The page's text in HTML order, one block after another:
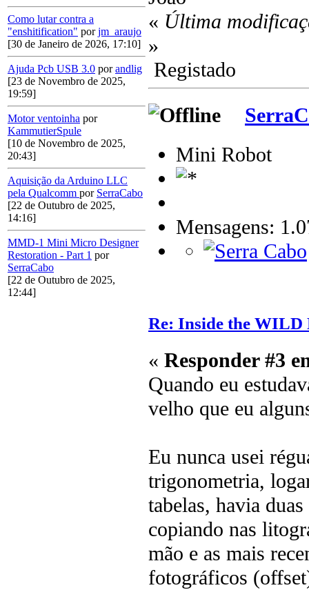
Como lutar contra a
"enshitification" porjm_araujo
[30 de Janeiro de 2026, 17:10]
Ajuda Pcb USB 3.0 porandlig
[23 de Novembro de 2025,
19:59]
Motor ventoinha por
KammutierSpule
[10 de Novembro de 2025,
20:43]
Aquisição da Arduino LLC
pela Qualcomm por SerraCabo
[22 de Outubro de 2025,
14:16]
MMD-1 Mini Micro Designer
Restoration - Part 1 por
SerraCabo
[22 de Outubro de 2025,
12:44]
« Última
»
Registado
Mini Robot
Mensagens:
Re: Inside the
« Responder #3
Quando eu
velho que eu
Eu nunca usei
trigonometria,
tabelas, havia
copiando nas
mão e as mais
fotográficos